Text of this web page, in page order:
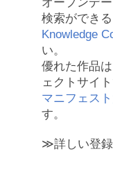
検索ができる
Knowledge
い。
優れた作品
ェクトサイ
マニフェス
す。
≫詳しい登